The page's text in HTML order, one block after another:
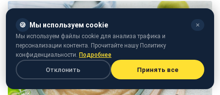
🍪 Мы используем cookie ✕
Мы используем файлы cookie для анализа трафика и
персонализации контента. Прочитайте нашу Политику
конфиденциальности. Подробнее
Отклонить Принять все